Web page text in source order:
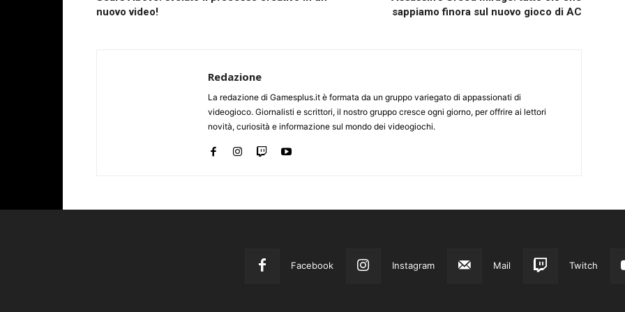
nuovo video!
sappiamo finora sul nuovo gioco di AC
Redazione
La redazione di Gamesplus.it è formata da un gruppo variegato di appassionati di
videogioco. Giornalisti e scrittori, il nostro gruppo cresce ogni giorno, per offrire ai lettori
novità, curiosità e informazione sul mondo dei videogiochi.
Facebook Instagram Mail Twitch